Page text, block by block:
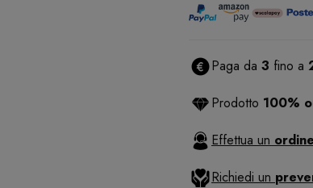
Paga da 3 fino a
Prodotto 100%
Effettua un
Richiedi un